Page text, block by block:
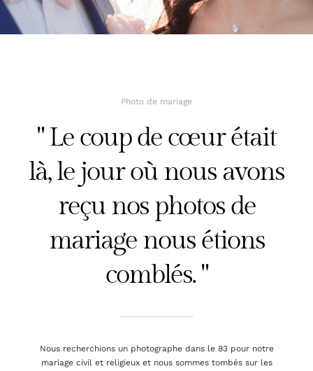
Photo de mariage
" Le coup de cœur était
là, le jour où nous avons
reçu nos photos de
mariage nous étions
comblés. "
Nous recherchions un photographe dans le 83 pour notre
mariage civil et religieux et nous sommes tombés sur les